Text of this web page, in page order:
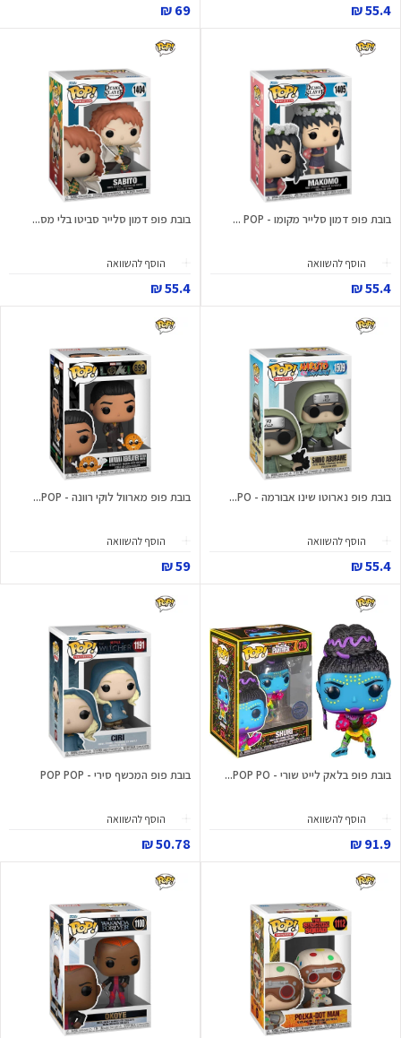
55.4 ₪
69 ₪
בובת פופ דמון סלייר מקומו - POP ...
הוסף להשוואה
55.4 ₪
בובת פופ דמון סלייר סביטו בלי מס...
הוסף להשוואה
55.4 ₪
בובת פופ נארוטו שינו אבורמה - PO...
הוסף להשוואה
55.4 ₪
בובת פופ מארוול לוקי רוונה - POP...
הוסף להשוואה
59 ₪
בובת פופ בלאק לייט שורי - POP PO...
הוסף להשוואה
91.9 ₪
בובת פופ המכשף סירי - POP POP
הוסף להשוואה
50.78 ₪